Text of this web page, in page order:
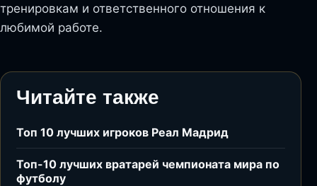
тренировкам и ответственного отношения к
любимой работе.
Читайте также
Топ 10 лучших игроков Реал Мадрид
Топ-10 лучших вратарей чемпионата мира по
футболу